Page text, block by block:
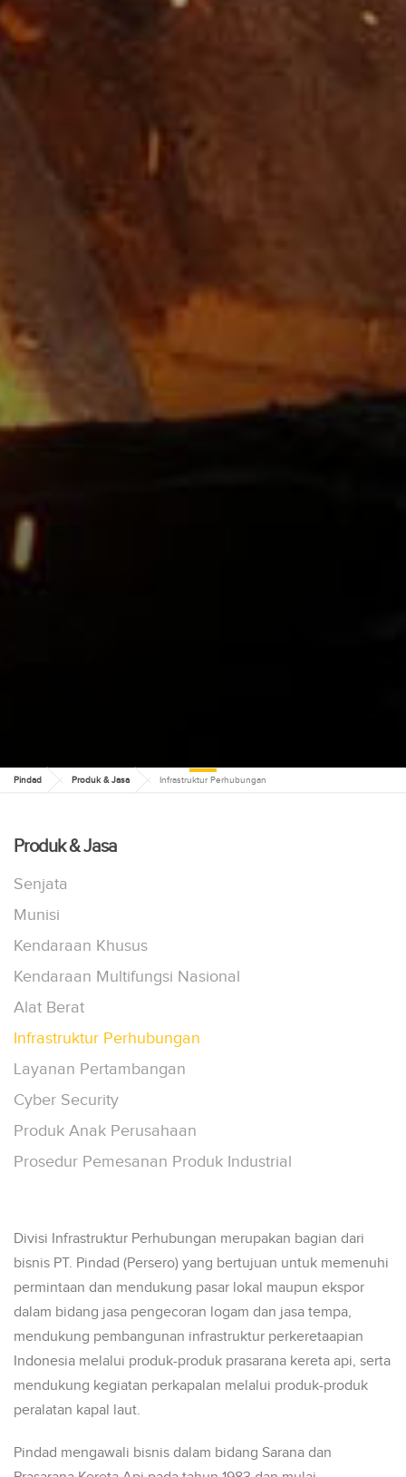
INFRASTRUKTUR
PERHUBUNGAN
Pindad Produk & Jasa Infrastruktur Perhubungan
Produk & Jasa
Senjata
Munisi
Kendaraan Khusus
Kendaraan Multifungsi Nasional
Alat Berat
Infrastruktur Perhubungan
Layanan Pertambangan
Cyber Security
Produk Anak Perusahaan
Prosedur Pemesanan Produk Industrial
Divisi Infrastruktur Perhubungan merupakan bagian dari
bisnis PT. Pindad (Persero) yang bertujuan untuk memenuhi
permintaan dan mendukung pasar lokal maupun ekspor
dalam bidang jasa pengecoran logam dan jasa tempa,
mendukung pembangunan infrastruktur perkeretaapian
Indonesia melalui produk-produk prasarana kereta api, serta
mendukung kegiatan perkapalan melalui produk-produk
peralatan kapal laut.
Pindad mengawali bisnis dalam bidang Sarana dan